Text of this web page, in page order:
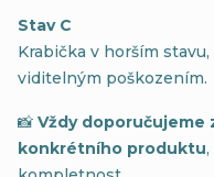
Stav C
Krabička v horším
viditelným poškozením.
📸 Vždy
konkrétního produktu